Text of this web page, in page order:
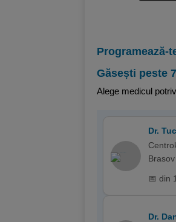
Programează-
Găsești peste
Alege medicul
Dr.
Brasov
📅 din
Dr.